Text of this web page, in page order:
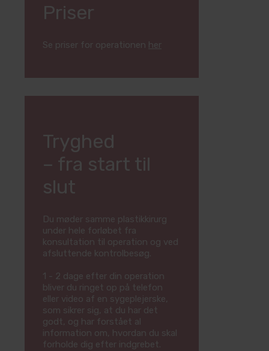
Priser
Se priser for operationen her
Tryghed
– fra start til
slut
Du møder samme plastikkirurg
under hele forløbet fra
konsultation til operation og ved
afsluttende kontrolbesøg.
1 - 2 dage efter din operation
bliver du ringet op på telefon
eller video af en sygeplejerske,
som sikrer sig, at du har det
godt, og har forstået al
information om, hvordan du skal
forholde dig efter indgrebet.